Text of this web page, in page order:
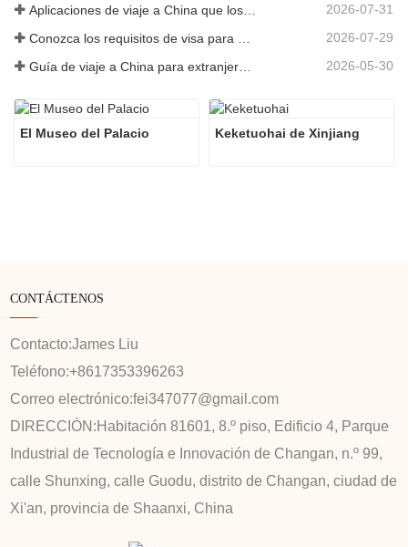
2026-07-31
2026-07-29
Guía de viaje a China para extranjeros: lo que necesitas saber antes de visitar 2026-05-30
El Museo del Palacio Keketuohai de Xinjiang
CONTÁCTENOS
Contacto:James Liu
Teléfono:+8617353396263
Correo electrónico:fei347077@gmail.com
DIRECCIÓN: Habitación 81601, 8.º piso, Edificio 4, Parque
Industrial de Tecnología e Innovación de Changan, n.º 99,
calle Shunxing, calle Guodu, distrito de Changan, ciudad de
Xi'an, provincia de Shaanxi, China